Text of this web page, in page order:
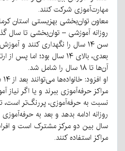
مهارت‌آموزی شرکت کنند.
معاون توان‌بخشی بهزیستی استان
روزانه آموزشی – توان‌بخشی تا سال
سن ۱۴ سال را نگهداری کنند و
بعدی، بالای ۱۴ سال بود؛
آن‌ها تا ۱۸ سال را شامل شد.
مراکز حرفه‌آموزی ببرند و یا اگر
روزانه ادامه بدهد و بعد به
سال بین دو مرکز مشترک است و افراد
مراکز استفاده کنند.